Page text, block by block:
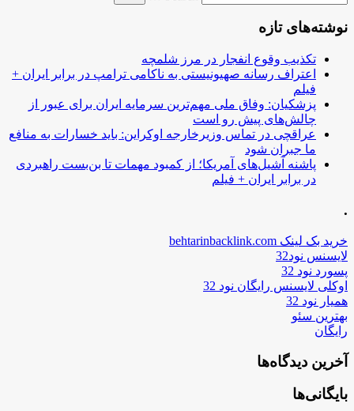
نوشته‌های تازه
تکذیب وقوع انفجار در مرز شلمچه
اعتراف رسانه صهیونیستی به ناکامی ترامپ در برابر ایران +
فیلم
پزشکیان: وفاق ملی مهم‌ترین سرمایه ایران برای عبور از
چالش‌های پیش رو است
عراقچی در تماس وزیرخارجه اوکراین: باید خسارات به منافع
ما جبران شود
پاشنه آشیل‌های آمریکا؛ از کمبود مهمات تا بن‌بست راهبردی
در برابر ایران + فیلم
.
خرید بک لینک behtarinbacklink.com
لایسنس نود32
پسورد نود 32
اوکلی لایسنس رایگان نود 32
همیار نود 32
بهترین سئو
رایگان
آخرین دیدگاه‌ها
بایگانی‌ها